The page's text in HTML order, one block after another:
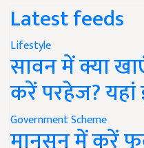
Latest feeds
Lifestyle
सावन में क्या
करें परहेज?
Government Scheme